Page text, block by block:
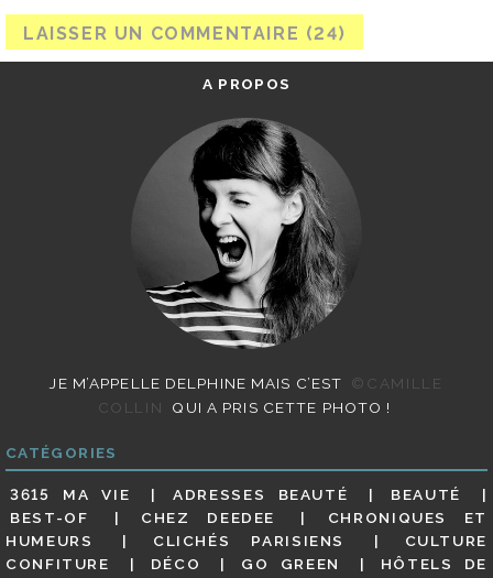
A PROPOS
JE M’APPELLE DELPHINE MAIS C’EST
©CAMILLE
COLLIN
QUI A PRIS CETTE PHOTO !
CATÉGORIES
3615 MA VIE ADRESSES BEAUTÉ
BEAUTÉ
BEST-OF
CHEZ DEEDEE
CHRONIQUES ET
HUMEURS
CLICHÉS PARISIENS
CULTURE
CONFITURE
DÉCO GO GREEN HÔTELS DE